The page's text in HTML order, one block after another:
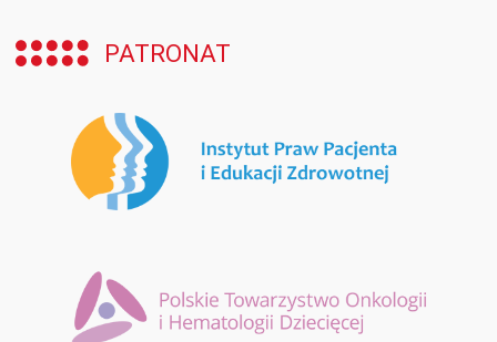
PATRONAT